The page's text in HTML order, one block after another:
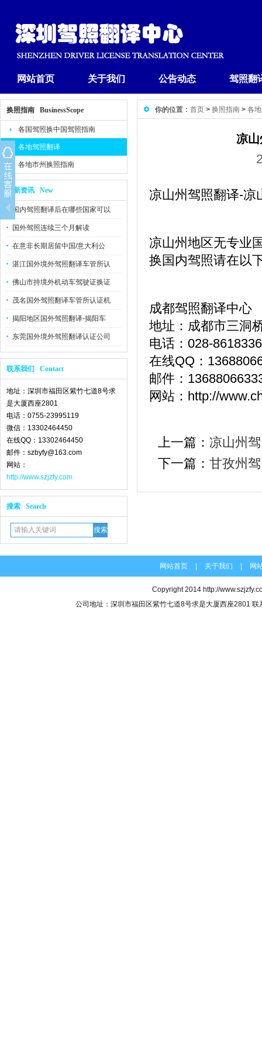
网站首页 关于我们 公告动态 驾照翻
换照指南 BusinessScope
各国驾照换中国驾照指南
各地驾照翻译
各地市州换照指南
最新资讯 New
国内驾照翻译后在哪些国家可以
国外驾照连续三个月解读
在意非长期居留中国/意大利公
湛江国外境外驾照翻译车管所认
佛山市持境外机动车驾驶证换证
茂名国外驾照翻译车管所认证机
揭阳地区国外驾照翻译-揭阳车
东莞国外境外驾照翻译认证公司
联系我们 Contact
地址：深圳市福田区紫竹七道8号求
是大厦西座2801
电话：0755-23995119
微信：13302464450
在线QQ：13302464450
邮件：szbyfy@163.com
网站：
http://www.szjzfy.com
搜索 Search
你的位置： 首页 > 换照指南 > 各
凉
凉山州驾照翻译-凉
凉山州地区无专业
换国内驾照请在以
成都驾照翻译中心
地址：成都市三洞
电话：028-
在线QQ：
邮件：
网站：http://
上一篇： 凉山州
下一篇： 甘孜州
网站首页 关于我们 网
Copyright 2014 http://
公司地址：深圳市福田区紫竹七道8号求是大厦西座2801